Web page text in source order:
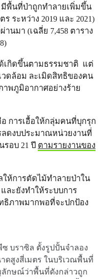
มีพื้นที่ป่าถูกทำลายเพิ่มขึ้น
ร ระหว่าง 2019 และ 2021)
นมา (เฉลี่ย 7,458 ตาราง
เกิดขึ้นตามธรรมชาติ แต่
ดล้อม ละเมิดสิทธิของคน
พภูมิอากาศอย่างร้าย
การเอื้อให้กลุ่มคนที่บุกรุก
ดงบประมาณหน่วยงานที่
อบ 21 ปี ตามรายงานของ
ห้การตัดไม้ทำลายป่าใน
ละยังทำให้ระบบการ
ธิภาพมากพอที่จะปกป้อง
บราซิล ตั้งรูปปั้นจำลอง
ดสูงสี่เมตร ในบริเวณพื้นที่
ลักษณ์ว่าพื้นที่ดังกล่าวถูก